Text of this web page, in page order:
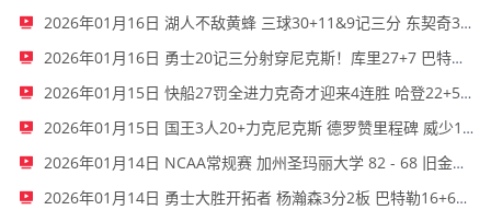
2026年01月16日 湖人不敌黄蜂 三球30+11&9记三分 东契奇39分 詹姆斯29+9+6
2026年01月16日 勇士20记三分射穿尼克斯！库里27+7 巴特勒32+8 穆迪三分9中7
2026年01月15日 快船27罚全进力克奇才迎来4连胜 哈登22+5+8 伦纳德33分4断
2026年01月15日 国王3人20+力克尼克斯 德罗赞里程碑 威少11助 布伦森伤退
2026年01月14日 NCAA常规赛 加州圣玛丽大学 82 - 68 旧金山大学 全场集锦
2026年01月14日 勇士大胜开拓者 杨瀚森3分2板 巴特勒16+6+5 库里9中2送11助